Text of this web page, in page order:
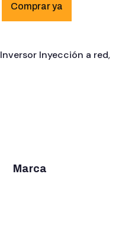
Inversor Inyección a red,
Marca